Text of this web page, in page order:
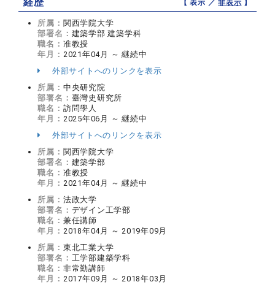
経歴 【 表示 ／非表示 】
所属： 関西学院大学
部署名： 建築学部 建築学科
職名： 准教授
年月： 2021年04月 ～ 継続中
外部サイトへのリンクを表示
所属： 中央研究院
部署名： 臺灣史研究所
職名： 訪問學人
年月： 2025年06月 ～ 継続中
外部サイトへのリンクを表示
所属： 関西学院大学
部署名： 建築学部
職名： 准教授
年月： 2021年04月 ～ 継続中
所属： 法政大学
部署名： デザイン工学部
職名： 兼任講師
年月： 2018年04月 ～ 2019年09月
所属： 東北工業大学
部署名： 工学部建築学科
職名： 非常勤講師
年月： 2017年09月 ～ 2018年03月